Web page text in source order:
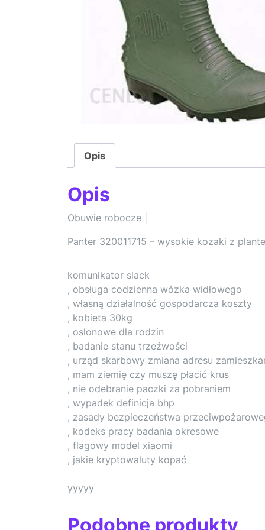
Opis
Opis
Obuwie robocze |
Panter 320011715 – wysokie kozaki z
komunikator slack
, obsługa codzienna wózka widłowego
, własną działalność gospodarcza koszty
, kobieta 30kg
, oslonowe dla rodzin
, badanie stanu trzeźwości
, urząd skarbowy zmiana adresu
, mam ziemię czy muszę płacić krus
, nie odebranie paczki za pobraniem
, wypadek definicja bhp
, zasady bezpieczeństwa
, kodeks pracy badania okresowe
, flagowy model xiaomi
, jakie kryptowaluty kopać
yyyyy
Podobne produkty